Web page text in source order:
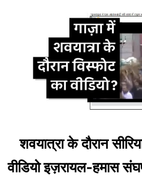
शवयात्रा के दौरान
वीडियो इज़रायल-हमास